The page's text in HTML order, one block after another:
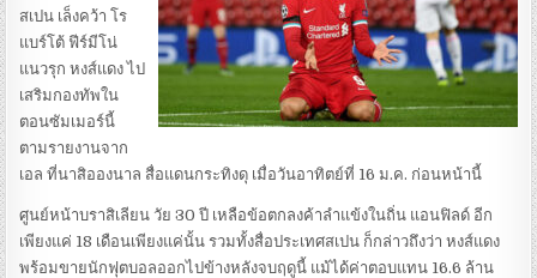
สเปน เล็งคว้า โร
แบร์โต้ ฟีร์มีโน่
แนวรุก หงส์แดง ไป
เสริมกองทัพใน
ตอนซัมเมอร์นี้
ตามรายงานจาก
เอล ที่นาสิอองนาล สื่อแดนกระทิงดุ เมื่อวันอาทิตย์ที่ 16 ม.ค. ก่อนหน้านี้
ศูนย์หน้าบราสิเลียน วัย 30 ปี เหลือข้อตกลงค้าลำแข้งในถิ่น แอนฟิลด์ อีก
เพียงแค่ 18 เดือนเพียงแค่นั้น รวมทั้งสื่อประเทศสเปน ก็กล่าวถึงว่า หงส์แดง
พร้อมขายนักฟุตบอลออกไปข้างหลังจบฤดูนี้ แม้ได้ค่าตอบแทน 16.6 ล้าน